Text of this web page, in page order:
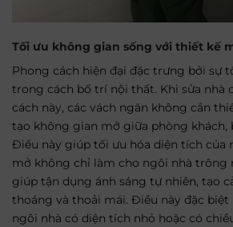
Tối ưu không gian sống với thiết kế
Phong cách hiện đại đặc trưng bởi sự
trong cách bố trí nội thất. Khi sửa nhà
cách này, các vách ngăn không cần
tạo không gian mở giữa phòng khách,
Điều này giúp tối ưu hóa diện tích của
mở không chỉ làm cho ngôi nhà trông
giúp tận dụng ánh sáng tự nhiên, tạo
thoáng và thoải mái. Điều này đặc biệt
ngôi nhà có diện tích nhỏ hoặc có